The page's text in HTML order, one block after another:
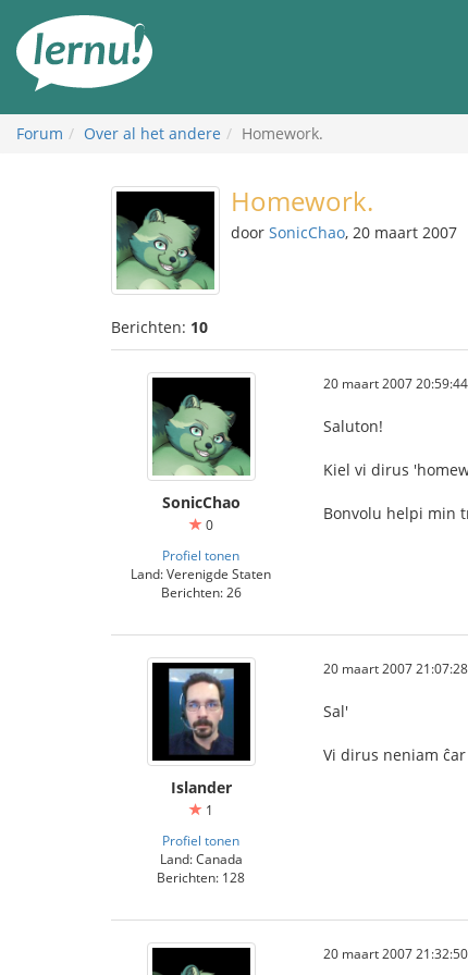
inhoud
Forum Over al het andere Homework.
Homework.
door SonicChao, 20 maart 2007
Berichten: 10
SonicChao
0
Profiel tonen
Land: Verenigde Staten
Berichten: 26
20 maart 2007 20:59:44
Saluton!
Kiel vi dirus
Bonvolu helpi min
Islander
1
Profiel tonen
Land: Canada
Berichten: 128
20 maart 2007 21:07:28
Sal'
Vi dirus neniam
20 maart 2007 21:32:50